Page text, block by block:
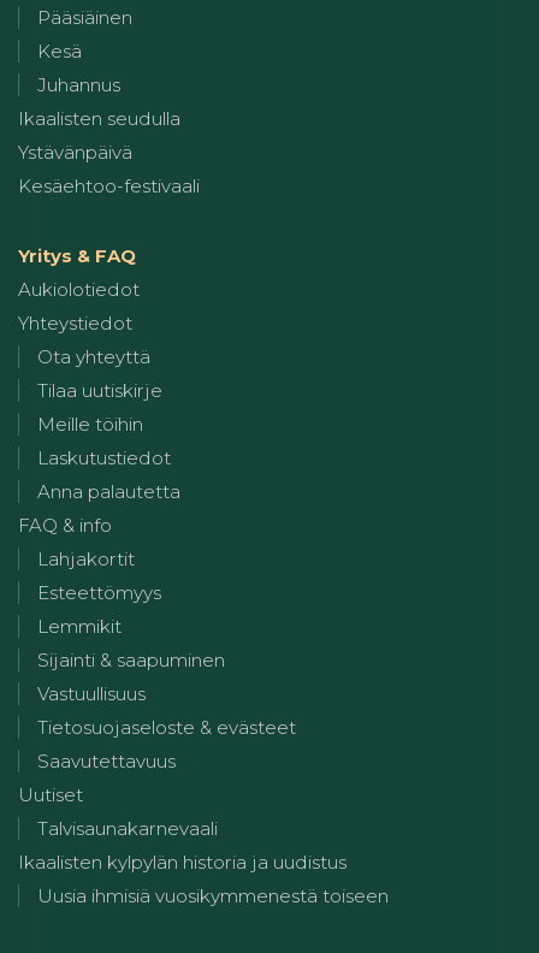
Pääsiäinen
Kesä
Juhannus
Ikaalisten seudulla
Ystävänpäivä
Kesäehtoo-festivaali
Yritys & FAQ
Aukiolotiedot
Yhteystiedot
Ota yhteyttä
Tilaa uutiskirje
Meille töihin
Laskutustiedot
Anna palautetta
FAQ & info
Lahjakortit
Esteettömyys
Lemmikit
Sijainti & saapuminen
Vastuullisuus
Tietosuojaseloste & evästeet
Saavutettavuus
Uutiset
Talvisaunakarnevaali
Ikaalisten kylpylän historia ja uudistus
Uusia ihmisiä vuosikymmenestä toiseen